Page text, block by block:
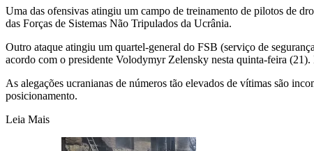
Uma das ofensivas atingiu um campo de treinamento de pilotos de
das Forças de Sistemas Não Tripulados da Ucrânia.
Outro ataque atingiu um quartel-general do FSB (serviço de
acordo com o presidente Volodymyr Zelensky nesta quinta-feira
As alegações ucranianas de números tão elevados de vítimas são
posicionamento.
Leia Mais